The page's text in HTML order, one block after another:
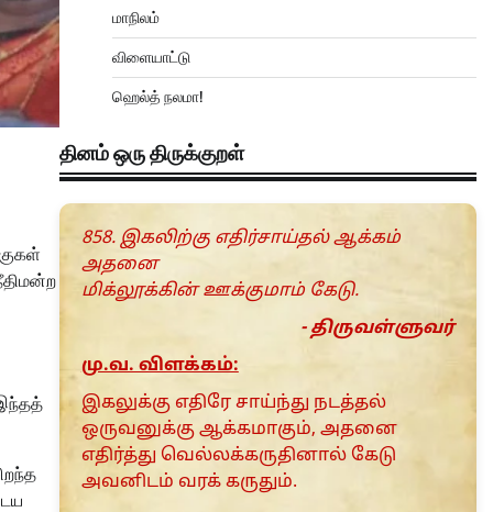
மாநிலம்
விளையாட்டு
ஹெல்த் நலமா!
தினம் ஒரு திருக்குறள்
858. இகலிற்கு எதிர்சாய்தல் ஆக்கம்
அதனை
மிக்லூக்கின் ஊக்குமாம் கேடு.
- திருவள்ளுவர்
மு.வ. விளக்கம்:
இகலுக்கு எதிரே சாய்ந்து நடத்தல்
ஒருவனுக்கு ஆக்கமாகும், அதனை
எதிர்த்து வெல்லக்கருதினால் கேடு
அவனிடம் வரக் கருதும்.